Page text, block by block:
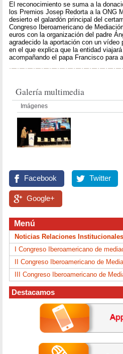
El reconocimiento se suma a la
los Premios Josep Redorta a la ONG
desierto el galardón principal del
Congreso Iberoamericano de
euros con la organización del padre
agradecido la aportación con un vídeo
en el que explica que la entidad
acompañando el papa Francisco para
Galería multimedia
Imágenes
Facebook Twitter
Google+
Menú
Noticias Relaciones Institucionales
I Congreso Iberoamericano de
II Congreso Iberoamericano de
III Congreso Iberoamericano de
Destacamos